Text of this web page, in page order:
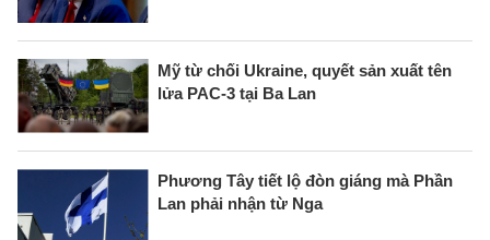
Mỹ từ chối Ukraine, quyết sản xuất tên
lửa PAC-3 tại Ba Lan
Phương Tây tiết lộ đòn giáng mà Phần
Lan phải nhận từ Nga